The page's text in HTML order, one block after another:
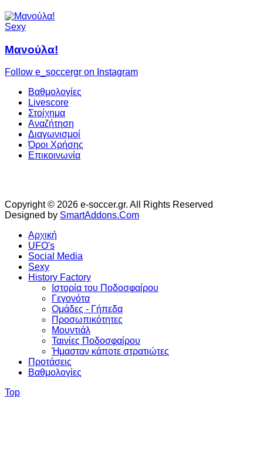
Sexy
Μανούλα!
Follow e_soccergr on Instagram
Βαθμολογίες
Livescore
Στοίχημα
Αναζήτηση
Διαγωνισμοί
Όροι Χρήσης
Επικοινωνία
Copyright © 2026 e-soccer.gr. All Rights Reserved
Designed by SmartAddons.Com
Αρχική
UFO's
Social Media
Sexy
History Factory
Ιστορία του Ποδοσφαίρου
Γεγονότα
Ομάδες - Γήπεδα
Προσωπικότητες
Μουντιάλ
Ταινίες Ποδοσφαίρου
Ήμασταν κάποτε στρατιώτες
Προτάσεις
Βαθμολογίες
Top